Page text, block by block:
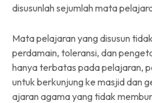
disusunlah sejumlah mata
Mata pelajaran yang disusun
perdamain, toleransi, dan
hanya terbatas pada pelajaran,
untuk berkunjung ke masjid dan
ajaran agama yang tidak